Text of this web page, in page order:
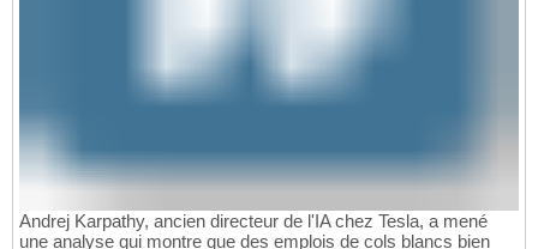
Andrej Karpathy, ancien directeur de l'IA chez Tesla, a mené
une analyse qui montre que des emplois de cols blancs bien